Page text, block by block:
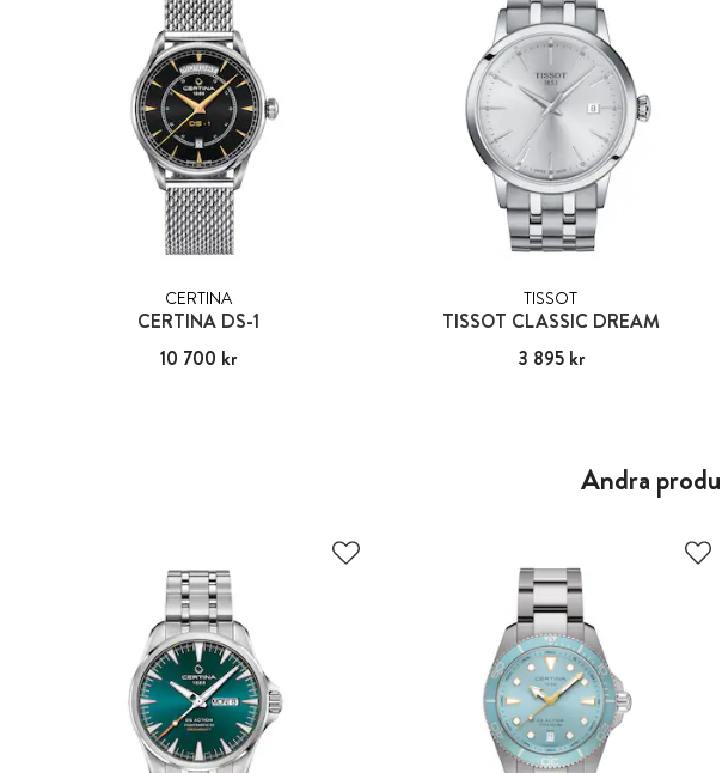
CERTINA
CERTINA DS-1
Pris: 10 700 kr
10 700 kr
TISSOT
TISSOT CLASSIC DREAM
Pris :3 895 kr
3 895 kr
Andra